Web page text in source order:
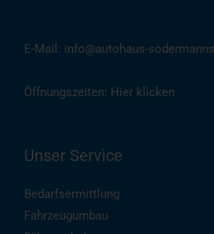
E-Mail: info@autohaus-
Öffnungszeiten: Hier klicken
Unser Service
Bedarfsermittlung
Fahrzeugumbau